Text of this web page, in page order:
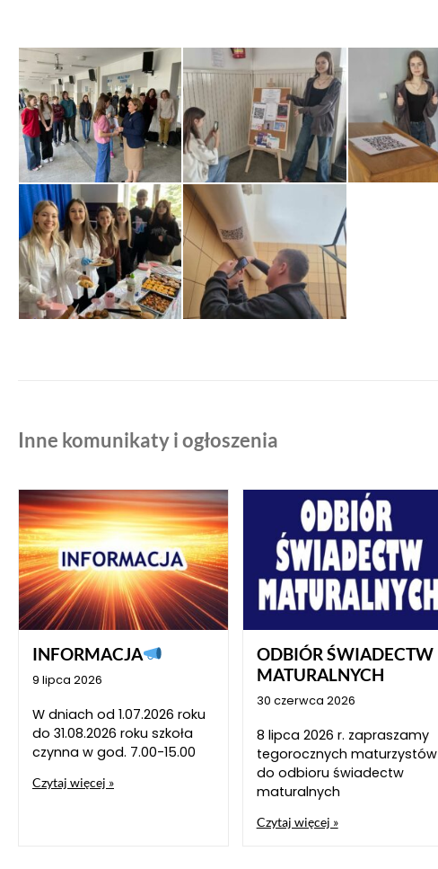
Inne komunikaty i ogłoszenia
INFORMACJA
9 lipca 2026
W dniach od 1.07.2026 roku
do 31.08.2026 roku szkoła
czynna w god. 7.00-15.00
Czytaj więcej »
ODBIÓR ŚWIADECTW
MATURALNYCH
30 czerwca 2026
8 lipca 2026 r. zapraszamy
tegorocznych maturzystów
do odbioru świadectw
maturalnych
Czytaj więcej »